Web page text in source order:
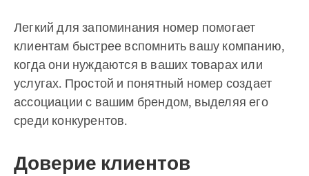
Легкий для запоминания номер помогает
клиентам быстрее вспомнить вашу компанию,
когда они нуждаются в ваших товарах или
услугах. Простой и понятный номер создает
ассоциации с вашим брендом, выделяя его
среди конкурентов.
Доверие клиентов